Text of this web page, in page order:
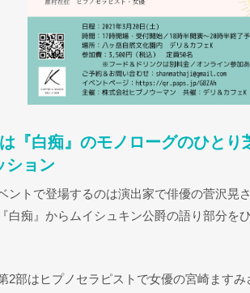
『白痴』のモノローグのひとり
ション
ントで登場するのは演出家で俳優の菅沢晃
白痴』からムイシュキン公爵の語り部分を
2部はヒプノセラピストで女優の宮崎ます